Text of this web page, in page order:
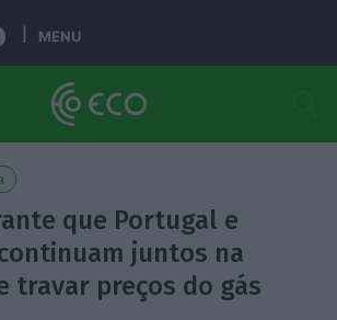
MENU
que Portugal e
juntos na
travar preços do gás